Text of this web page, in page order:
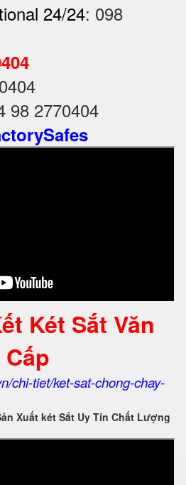
24/24: 098
98 2770404
Két Sắt Văn
chi-tiet/ket-sat-chong-chay-
Xuất két Sắt Uy Tín Chất Lượng